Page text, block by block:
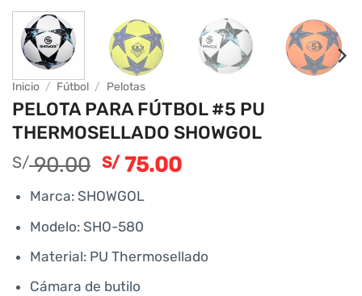
Inicio / Fútbol / Pelotas
PELOTA PARA FÚTBOL #5 PU
THERMOSELLADO SHOWGOL
S/90.00 S/75.00
Marca: SHOWGOL
Modelo: SHO-580
Material: PU Thermosellado
Cámara de butilo